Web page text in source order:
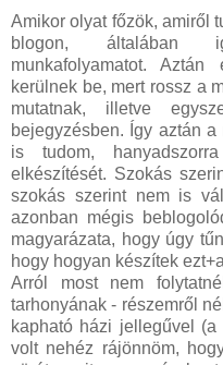
Amikor olyat főzök, amiről
blogon, általában
munkafolyamatot.
kerülnek be, mert rossz a
mutatnak, illetve
bejegyzésben. Így aztán
is tudom,
elkészítését. Szokás
szokás szerint nem is
azonban mégis
magyarázata, hogy úgy
hogy hogyan készítek
Arról most nem
tarhonyának - részemről
kapható házi jellegűvel
volt nehéz rájönnöm,